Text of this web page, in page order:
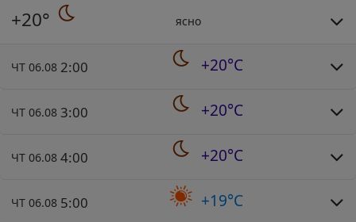
+20° ясно
ЧТ 06.08 2:00 +20°C
ЧТ 06.08 3:00 +20°C
ЧТ 06.08 4:00 +20°C
ЧТ 06.08 5:00 +19°C